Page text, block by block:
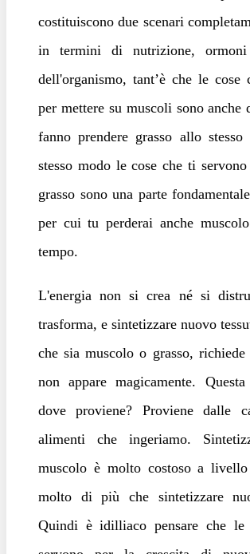
costituiscono due scenari
in termini di nutrizione,
dell'organismo, tant’è che le cose
per mettere su muscoli sono anche
fanno prendere grasso allo
stesso modo le cose che ti
grasso sono una parte
per cui tu perderai anche
tempo.
L'energia non si crea né si
trasforma, e sintetizzare nuovo
che sia muscolo o grasso, richiede
non appare magicamente.
dove proviene? Proviene dalle
alimenti che ingeriamo.
muscolo è molto costoso a livello
molto di più che sintetizzare
Quindi è idilliaco pensare che le